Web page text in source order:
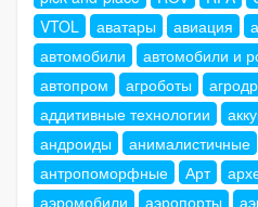
VTOL
аватары авиация
автомобили
автомобили и
автопром
агроботы
аддитивные технологии
андроиды
анималистичные
антропоморфные
Арт
аэромобили
аэропорты